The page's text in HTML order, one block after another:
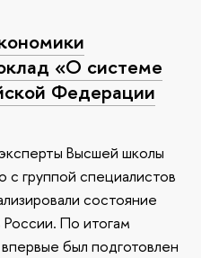
«О системе
Федерации
Высшей школы
группой специалистов
состояние
России. По итогам
был подготовлен